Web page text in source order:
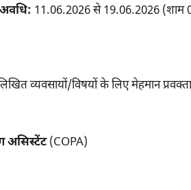
11.06.2026 से 19.06.2026 (शाम
व्यवसायों/विषयों के लिए मेहमान
असिस्टेंट(COPA)